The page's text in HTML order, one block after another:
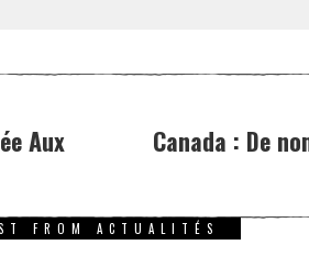
Aux
Canada : De
FROM ACTUALITÉS